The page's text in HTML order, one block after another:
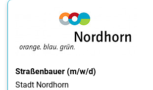
Straßenbauer (m/w/d)
Stadt Nordhorn